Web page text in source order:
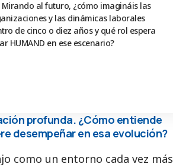
Mirando al futuro, ¿cómo imagináis las
y las dinámicas laborales
de cinco o diez años y qué rol espera
HUMAND en ese escenario?
profunda. ¿Cómo entiende
desempeñar en esa evolución?
como un entorno cada vez más